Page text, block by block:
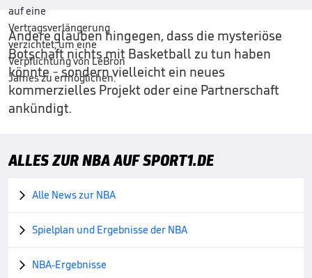
Andere glauben hingegen, dass die mysteriöse
Botschaft nichts mit Basketball zu tun haben
könnte - sondern vielleicht ein neues
kommerzielles Projekt oder eine Partnerschaft
ankündigt.
ALLES ZUR NBA AUF SPORT1.DE
 Alle News zur NBA
 Spielplan und Ergebnisse der NBA
 NBA-Ergebnisse